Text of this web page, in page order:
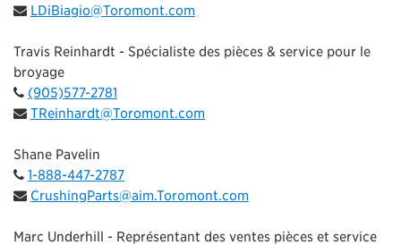
LDiBiagio@Toromont.com
Travis Reinhardt - Spécialiste des pièces & service pour le
broyage
(905)577-2781
TReinhardt@Toromont.com
Shane Pavelin
1-888-447-2787
CrushingParts@aim.Toromont.com
Marc Underhill - Représentant des ventes pièces et service